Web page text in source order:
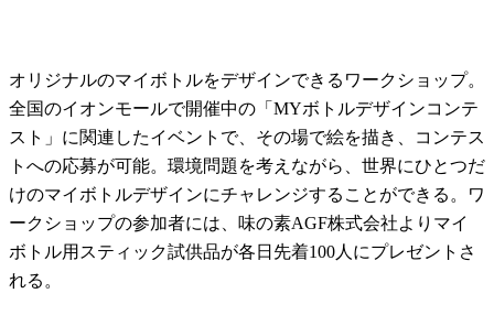
オリジナルのマイボトルをデザインできるワークショップ。
全国のイオンモールで開催中の「MYボトルデザインコンテ
スト」に関連したイベントで、その場で絵を描き、コンテス
トへの応募が可能。環境問題を考えながら、世界にひとつだ
けのマイボトルデザインにチャレンジすることができる。ワ
ークショップの参加者には、味の素AGF株式会社よりマイ
ボトル用スティック試供品が各日先着100人にプレゼントさ
れる。